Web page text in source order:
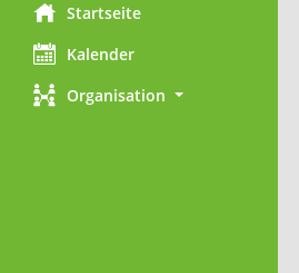
Startseite
Kalender
Organisation